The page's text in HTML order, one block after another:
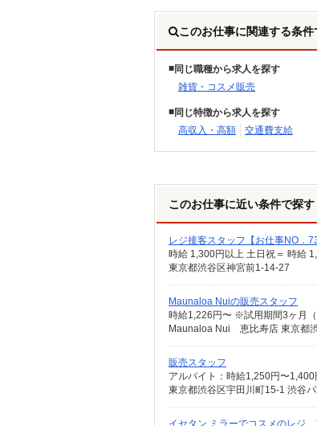
このお仕事に関連する条件
同じ職種から求人を探す
雑貨・コスメ販売
同じ特徴から求人を探す
高収入・高額
交通費支給
このお仕事に近い条件で探す
レジ接客スタッフ【お仕事NO．
時給 1,300円以上 土日祝＝ 時給
東京都渋谷区神宮前1-14-27
Maunaloa Nuiの販売スタッフ
時給1,226円〜 ※試用期間3ヶ月
Maunaloa Nui 恵比寿店 東京都
販売スタッフ
アルバイト：時給1,250円〜
東京都渋谷区宇田川町15-1 渋谷
イセタン ミラーでコスメのレジ